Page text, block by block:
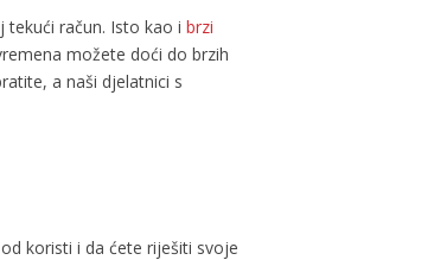
tekući račun. Isto kao ibrzi
možete doći do brzih
a naši djelatnici s
koristi i da ćete riješiti svoje